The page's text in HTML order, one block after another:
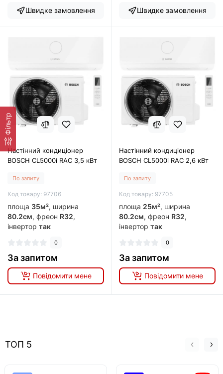
Фільтр
Швидке замовлення Швидке замовлення
Настінний кондиціонер
BOSCH CL5000i RAC 3,5 кВт
По запиту
Код товару: 97706
площа 35м², ширина
80.2см, фреон R32,
інвертор так
0
За запитом
Повідомити мене
Настінний кондиціонер
BOSCH CL5000i RAC 2,6 кВт
По запиту
Код товару: 97705
площа 25м², ширина
80.2см, фреон R32,
інвертор так
0
За запитом
Повідомити мене
ТОП 5